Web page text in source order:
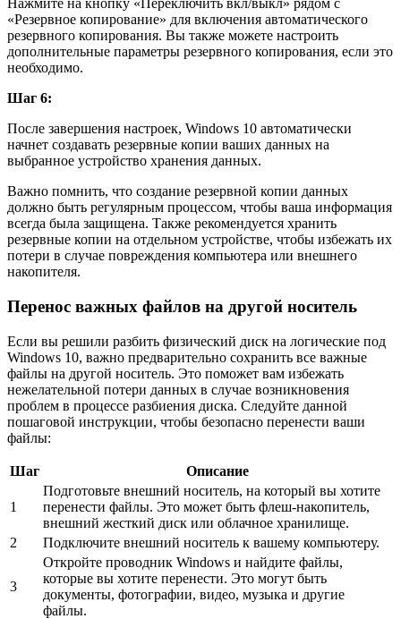
Нажмите на кнопку «Переключить вкл/выкл» рядом с
«Резервное копирование» для включения автоматического
резервного копирования. Вы также можете настроить
дополнительные параметры резервного копирования, если это
необходимо.
Шаг 6:
После завершения настроек, Windows 10 автоматически
начнет создавать резервные копии ваших данных на
выбранное устройство хранения данных.
Важно помнить, что создание резервной копии данных
должно быть регулярным процессом, чтобы ваша информация
всегда была защищена. Также рекомендуется хранить
резервные копии на отдельном устройстве, чтобы избежать их
потери в случае повреждения компьютера или внешнего
накопителя.
Перенос важных файлов на другой носитель
Если вы решили разбить физический диск на логические под
Windows 10, важно предварительно сохранить все важные
файлы на другой носитель. Это поможет вам избежать
нежелательной потери данных в случае возникновения
проблем в процессе разбиения диска. Следуйте данной
пошаговой инструкции, чтобы безопасно перенести ваши
файлы:
Шаг Описание
1
Подготовьте внешний носитель, на который вы хотите
перенести файлы. Это может быть флеш-накопитель,
внешний жесткий диск или облачное хранилище.
2
Подключите внешний носитель к вашему компьютеру.
3
Откройте проводник Windows и найдите файлы,
которые вы хотите перенести. Это могут быть
документы, фотографии, видео, музыка и другие
файлы.